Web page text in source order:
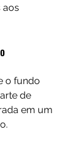
aos
o fundo
de
em um